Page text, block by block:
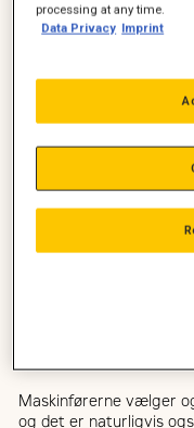
F.eks.
Som regel har
mand i førersædet,
at vende tilbage til
Udstyr højner
Maskinførerne vælger
og det er naturligvis
processing at any time.
Data Privacy Imprint